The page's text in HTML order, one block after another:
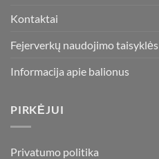
Kontaktai
Fejerverkų naudojimo taisyklės
Informacija apie balionus
PIRKĖJUI
Privatumo politika